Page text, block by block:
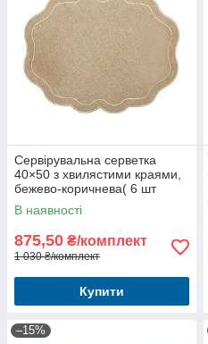
Сервірувальна серветка
40×50 з хвилястими краями,
бежево-коричнева( 6 шт
упаковка)
В наявності
875,50 ₴/комплект
1 030 ₴/комплект
Купити
–15%